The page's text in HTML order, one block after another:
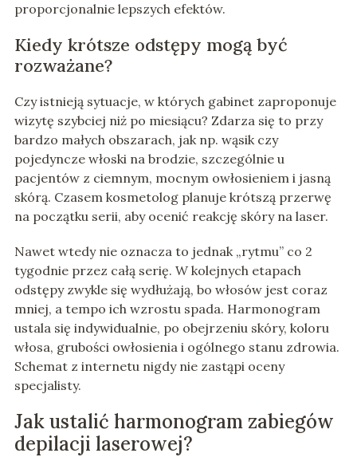
proporcjonalnie lepszych efektów.
Kiedy krótsze odstępy mogą być
rozważane?
Czy istnieją sytuacje, w których gabinet zaproponuje
wizytę szybciej niż po miesiącu? Zdarza się to przy
bardzo małych obszarach, jak np. wąsik czy
pojedyncze włoski na brodzie, szczególnie u
pacjentów z ciemnym, mocnym owłosieniem i jasną
skórą. Czasem kosmetolog planuje krótszą przerwę
na początku serii, aby ocenić reakcję skóry na laser.
Nawet wtedy nie oznacza to jednak „rytmu” co 2
tygodnie przez całą serię. W kolejnych etapach
odstępy zwykle się wydłużają, bo włosów jest coraz
mniej, a tempo ich wzrostu spada. Harmonogram
ustala się indywidualnie, po obejrzeniu skóry, koloru
włosa, grubości owłosienia i ogólnego stanu zdrowia.
Schemat z internetu nigdy nie zastąpi oceny
specjalisty.
Jak ustalić harmonogram zabiegów
depilacji laserowej?